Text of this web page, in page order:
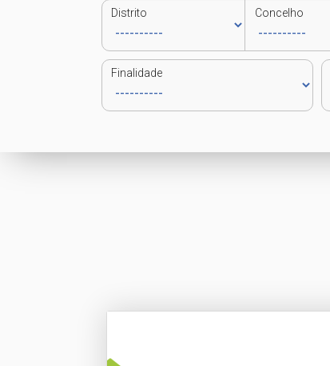
Distrito Concelho
Finalidade